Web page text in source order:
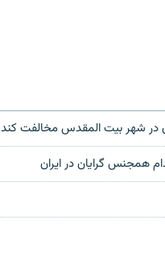
در شهر بیت المقدس مخالفت کند
همجنس گرایان در ایران